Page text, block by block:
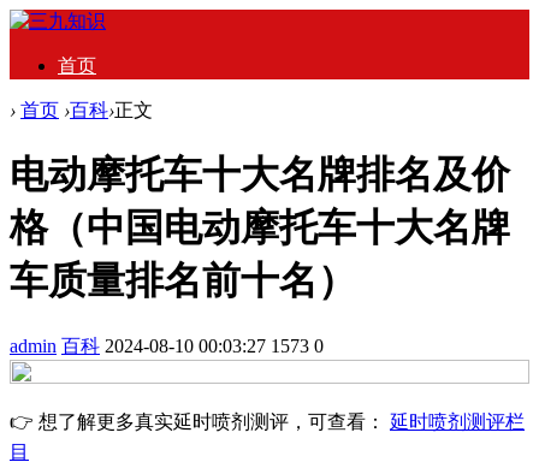
首页
› 首页 ›百科›正文
电动摩托车十大名牌排名及价
格（中国电动摩托车十大名牌
车质量排名前十名）
admin 百科 2024-08-10 00:03:27 1573 0
👉 想了解更多真实延时喷剂测评，可查看： 延时喷剂测评栏
目